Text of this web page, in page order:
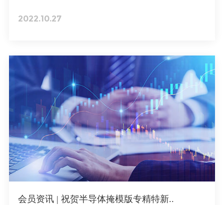
2022.10.27
会员资讯 | 祝贺半导体掩模版专精特新..